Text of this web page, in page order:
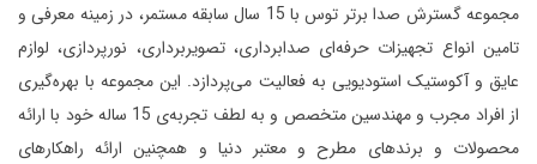
مجموعه گسترش صدا برتر توس با 15 سال سابقه مستمر، در زمینه معرفی و
تامین انواع تجهیزات حرفه‌ای صدابرداری، تصویربرداری، نورپردازی، لوازم
عایق و آکوستیک استودیویی به فعالیت می‌پردازد. این مجموعه با بهره‌گیری
از افراد مجرب و مهندسین متخصص و به لطف تجربه‌ی 15 ساله خود با ارائه
محصولات و برندهای مطرح و معتبر دنیا و همچنین ارائه راهکارهای